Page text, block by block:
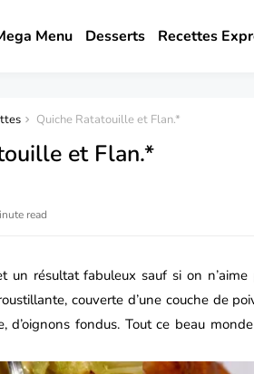
Menu Desserts Recettes
Quiche Ratatouille et Flan.*
et Flan.*
read
un résultat fabuleux sauf si on
couverte d’une couche de
d’oignons fondus. Tout ce beau